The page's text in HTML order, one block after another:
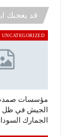
قد يعجبك
UNCATEGORIZED
مؤسسات
الجيش في ظل
الجمارك